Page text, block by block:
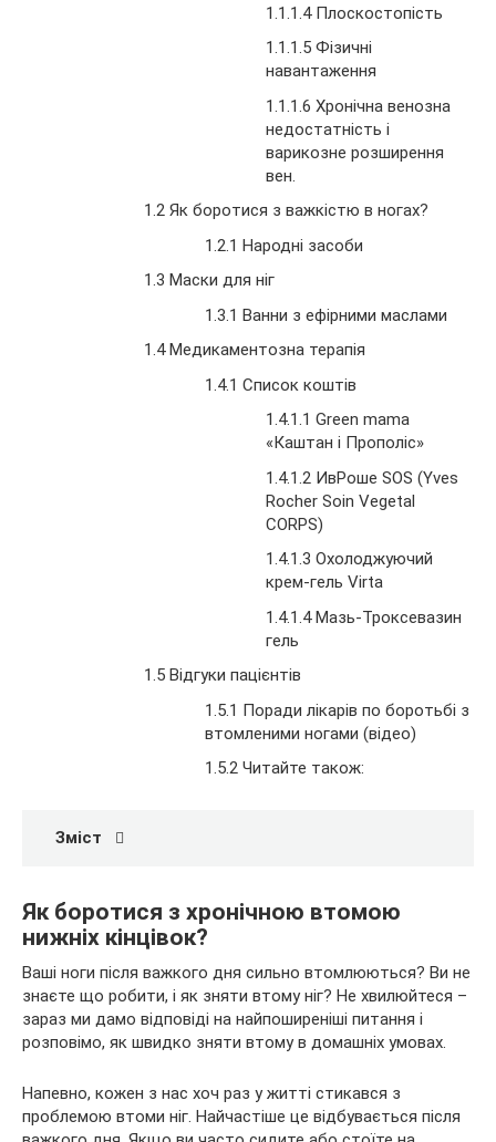
1.1.1.4 Плоскостопість
1.1.1.5 Фізичні
навантаження
1.1.1.6 Хронічна венозна
недостатність і
варикозне розширення
вен.
1.2 Як боротися з важкістю в ногах?
1.2.1 Народні засоби
1.3 Маски для ніг
1.3.1 Ванни з ефірними маслами
1.4 Медикаментозна терапія
1.4.1 Список коштів
1.4.1.1 Green mama
«Каштан і Прополіс»
1.4.1.2 ИвРоше SOS (Yves
Rocher Soin Vegetal
CORPS)
1.4.1.3 Охолоджуючий
крем-гель Virta
1.4.1.4 Мазь-Троксевазин
гель
1.5 Відгуки пацієнтів
1.5.1 Поради лікарів по боротьбі з
втомленими ногами (відео)
1.5.2 Читайте також:
Зміст
Як боротися з хронічною втомою
нижніх кінцівок?
Ваші ноги після важкого дня сильно втомлюються? Ви не
знаєте що робити, і як зняти втому ніг? Не хвилюйтеся –
зараз ми дамо відповіді на найпоширеніші питання і
розповімо, як швидко зняти втому в домашніх умовах.
Напевно, кожен з нас хоч раз у житті стикався з
проблемою втоми ніг. Найчастіше це відбувається після